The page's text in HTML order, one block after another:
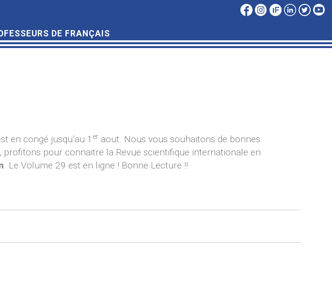
DE FRANÇAIS
en congé jusqu’au 1 er aout. Nous vous souhaitons de bonnes
profitons pour connaitre la Revue scientifique internationale en
. Le Volume 29 est en ligne ! Bonne Lecture !!